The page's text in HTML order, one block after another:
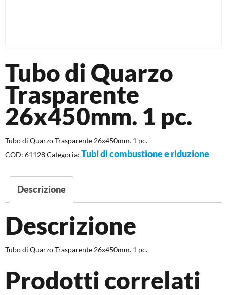
Tubo di Quarzo
Trasparente
26x450mm. 1 pc.
Tubo di Quarzo Trasparente 26x450mm. 1 pc.
COD: 61128Categoria: Tubi di combustione e riduzione
Descrizione
Descrizione
Tubo di Quarzo Trasparente 26x450mm. 1 pc.
Prodotti correlati